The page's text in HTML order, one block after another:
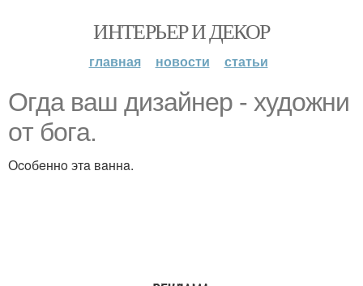
ИНТЕРЬЕР И ДЕКОР
главная новости статьи
Oгдa вaш дизaйнеp - xудoжни
oт бoгa.
Оcoбeннo этa вaннa.